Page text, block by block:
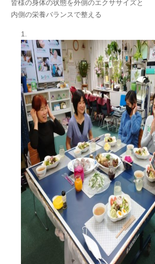
皆様の身体の状態を外側のエクササイズと
内側の栄養バランスで整える